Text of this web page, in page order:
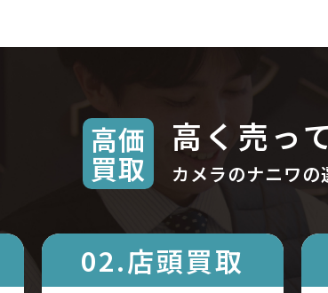
高価
買取
高く売っ
カメラのナニワ
02.店頭買取